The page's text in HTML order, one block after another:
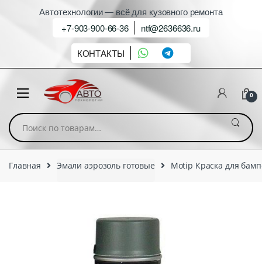
Автотехнологии — всё для кузовного ремонта
+7-903-900-66-36
ntf@2636636.ru
КОНТАКТЫ
0
Искать:
Главная Эмали аэрозоль готовые Motip Краска для